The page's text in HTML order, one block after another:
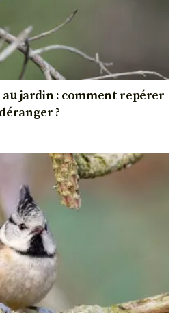
au jardin : comment repérer
?